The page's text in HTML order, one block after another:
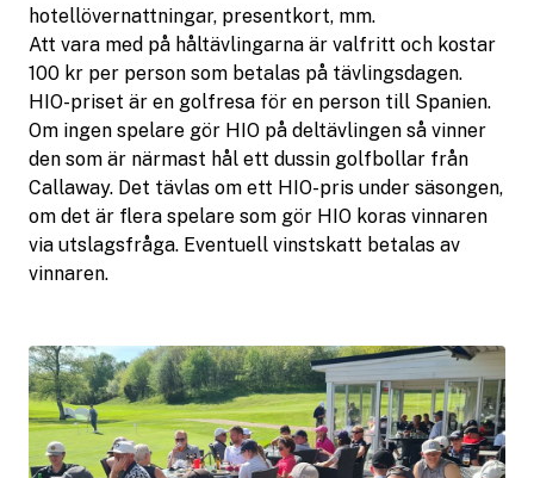
hotellövernattningar, presentkort, mm.
Att vara med på håltävlingarna är valfritt och kostar
100 kr per person som betalas på tävlingsdagen.
HIO-priset är en golfresa för en person till Spanien.
Om ingen spelare gör HIO på deltävlingen så vinner
den som är närmast hål ett dussin golfbollar från
Callaway. Det tävlas om ett HIO-pris under säsongen,
om det är flera spelare som gör HIO koras vinnaren
via utslagsfråga. Eventuell vinstskatt betalas av
vinnaren.